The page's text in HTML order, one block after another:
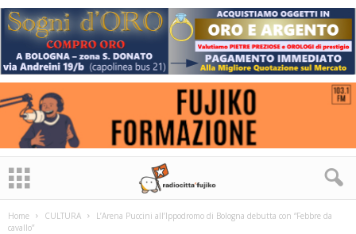
Home CULTURA
L’Arena Puccini all’Ippodromo di Bologna debutta con “Febbre da
cavallo”